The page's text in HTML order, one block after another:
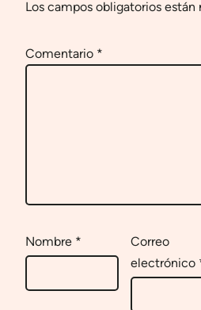
Los campos obligatorios están
Comentario *
Nombre *
Correo
electrónico